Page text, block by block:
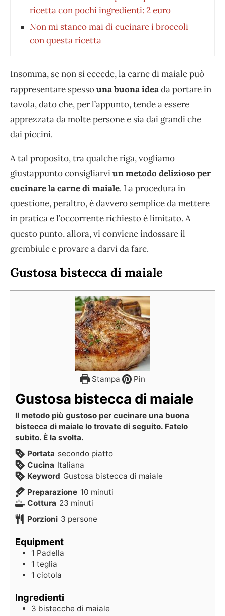
ricetta con pochi ingredienti: 2 euro
Non mi stanco mai di cucinare i broccoli
con questa ricetta
Insomma, se non si eccede, la carne di maiale può
rappresentare spessouna buona ideada portare in
tavola, dato che, per l’appunto, tende a essere
apprezzata da molte persone e sia dai grandi che
dai piccini.
A tal proposito, tra qualche riga, vogliamo
giustappunto consigliarviun metodo delizioso per
cucinare la carne di maiale. La procedura in
questione, peraltro, è davvero semplice da mettere
in pratica e l’occorrente richiesto è limitato. A
questo punto, allora, vi conviene indossare il
grembiule e provare a darvi da fare.
Gustosa bistecca di maiale
Stampa Pin
Gustosa bistecca di maiale
Il metodo più gustoso per cucinare una buona
bistecca di maiale lo trovate di seguito. Fatelo
subito. È la svolta.
Portata secondo piatto
Cucina Italiana
Keyword Gustosa bistecca di maiale
Preparazione 10 minuti
Cottura 23 minuti
Porzioni 3 persone
Equipment
1 Padella
1 teglia
1 ciotola
Ingredienti
3 bistecche di maiale